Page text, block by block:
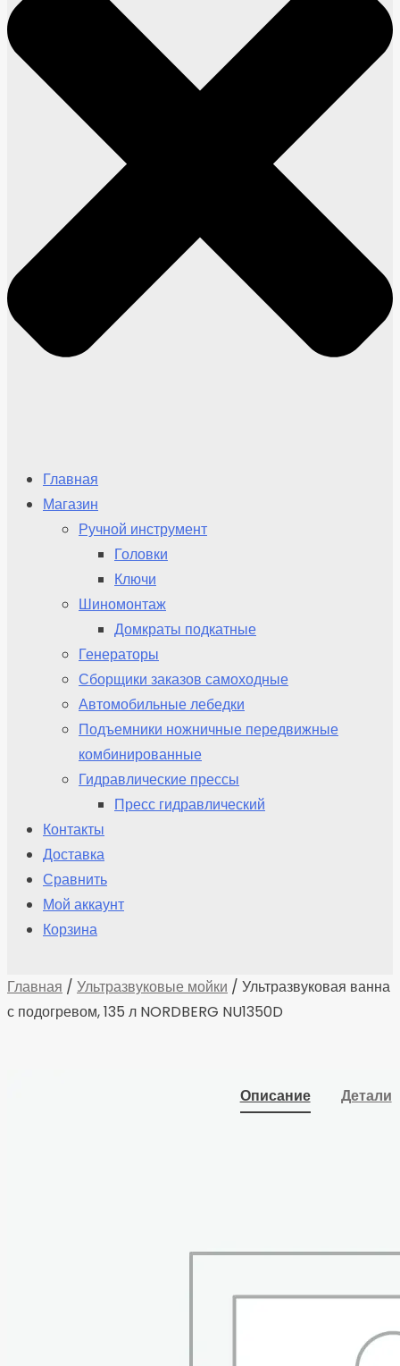
Главная
Магазин
Ручной инструмент
Головки
Ключи
Шиномонтаж
Домкраты подкатные
Генераторы
Сборщики заказов самоходные
Автомобильные лебедки
Подъемники ножничные передвижные
комбинированные
Гидравлические прессы
Пресс гидравлический
Контакты
Доставка
Сравнить
Мой аккаунт
Корзина
Главная / Ультразвуковые мойки / Ультразвуковая ванна
с подогревом, 135 л NORDBERG NU1350D
Описание Детали